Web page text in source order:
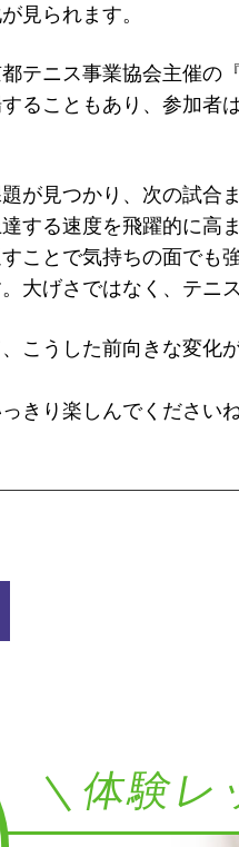
見られます。
テニス事業協会主催の
ることもあり、参加者
が見つかり、次の試合
する速度を飛躍的に高ま
ことで気持ちの面でも
大げさではなく、テニ
こうした前向きな変化
きり楽しんでくださいね
＼体験レ